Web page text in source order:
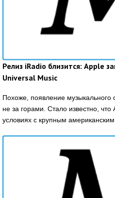
Релиз iRadio близится: Apple
Universal Music
Похоже, появление музыкального
не за горами. Стало известно, что
условиях с крупным